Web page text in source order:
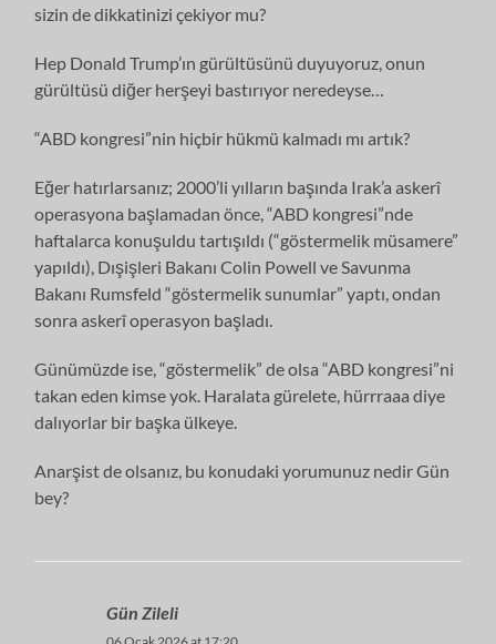
sizin de dikkatinizi çekiyor mu?
Hep Donald Trump’ın gürültüsünü duyuyoruz, onun
gürültüsü diğer herşeyi bastırıyor neredeyse…
“ABD kongresi”nin hiçbir hükmü kalmadı mı artık?
Eğer hatırlarsanız; 2000’li yılların başında Irak’a askerî
operasyona başlamadan önce, “ABD kongresi”nde
haftalarca konuşuldu tartışıldı (“göstermelik müsamere”
yapıldı), Dışişleri Bakanı Colin Powell ve Savunma
Bakanı Rumsfeld “göstermelik sunumlar” yaptı, ondan
sonra askerî operasyon başladı.
Günümüzde ise, “göstermelik” de olsa “ABD kongresi”ni
takan eden kimse yok. Haralata gürelete, hürrraaa diye
dalıyorlar bir başka ülkeye.
Anarşist de olsanız, bu konudaki yorumunuz nedir Gün
bey?
Gün Zileli